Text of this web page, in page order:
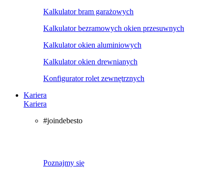
Kalkulator bram garażowych
Kalkulator bezramowych okien przesuwnych
Kalkulator okien aluminiowych
Kalkulator okien drewnianych
Konfigurator rolet zewnętrznych
Kariera
Kariera
#joindebesto
Poznajmy się